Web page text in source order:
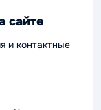
сайте
и контактные